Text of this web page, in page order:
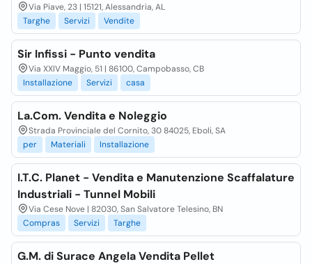
Via Piave, 23 | 15121, Alessandria, AL
Targhe
Servizi Vendite
Sir Infissi - Punto vendita
Via XXIV Maggio, 51 | 86100, Campobasso, CB
Installazione
Servizi casa
La.Com. Vendita e Noleggio
Strada Provinciale del Cornito, 30 84025, Eboli, SA
per
Materiali Installazione
I.T.C. Planet - Vendita e Manutenzione Scaffalature
Industriali - Tunnel Mobili
Via Cese Nove | 82030, San Salvatore Telesino, BN
Compras
Servizi Targhe
G.M. di Surace Angela Vendita Pellet